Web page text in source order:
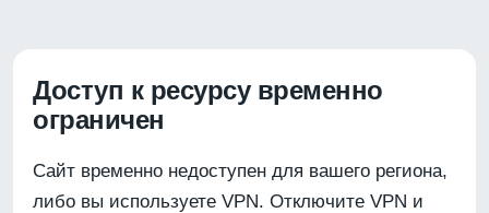
Доступ к ресурсу временно
ограничен
Сайт временно недоступен для вашего региона,
либо вы используете VPN. Отключите VPN и